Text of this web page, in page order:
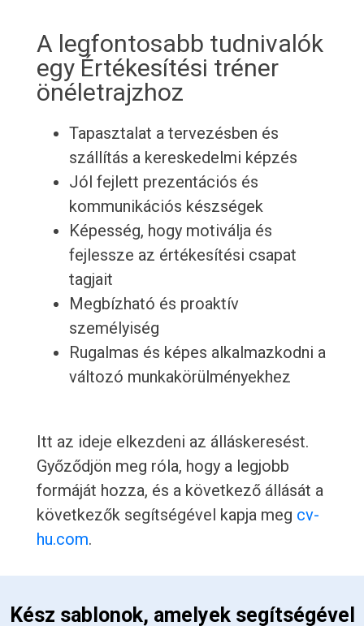
A legfontosabb tudnivalók
egy Értékesítési tréner
önéletrajzhoz
Tapasztalat a tervezésben és
szállítás a kereskedelmi képzés
Jól fejlett prezentációs és
kommunikációs készségek
Képesség, hogy motiválja és
fejlessze az értékesítési csapat
tagjait
Megbízható és proaktív
személyiség
Rugalmas és képes alkalmazkodni a
változó munkakörülményekhez
Itt az ideje elkezdeni az álláskeresést.
Győződjön meg róla, hogy a legjobb
formáját hozza, és a következő állását a
következők segítségével kapja meg cv-
hu.com.